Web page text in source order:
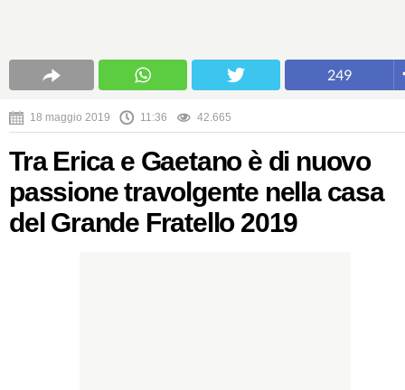
249
18 maggio 2019 11:36 42.665
Tra Erica e Gaetano è di nuovo
passione travolgente nella casa
del Grande Fratello 2019